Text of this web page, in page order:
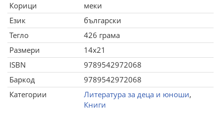
Корици
меки
Език
български
Тегло
426 грама
Размери
14x21
ISBN
9789542972068
Баркод
9789542972068
Категории
Литература за деца и юноши,
Книги